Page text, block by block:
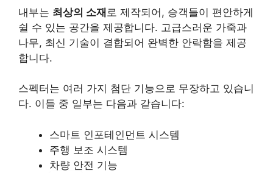
내부는 최상의 소재 로 제작되어, 승객들이 편안하게
쉴 수 있는 공간을 제공합니다. 고급스러운 가죽과
나무, 최신 기술이 결합되어 완벽한 안락함을 제공
합니다.
스펙터는 여러 가지 첨단 기능으로 무장하고 있습니
다. 이들 중 일부는 다음과 같습니다:
스마트 인포테인먼트 시스템
주행 보조 시스템
차량 안전 기능